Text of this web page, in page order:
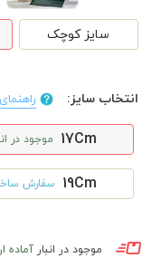
سایز کوچک
انتخاب سایز:
17Cm موجود در
19Cm سفارش
موجود در انبار آماده